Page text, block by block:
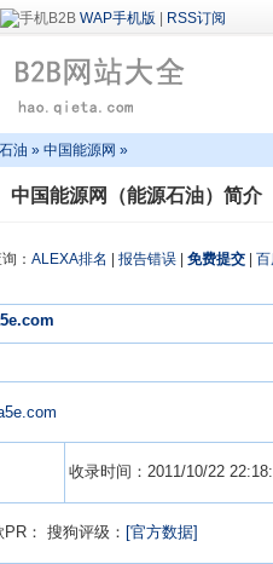
WAP手机版 RSS订阅
油 » 中国能源网 »
中国能源网（能源石油）简介
： ALEXA排名 报告错误 免费提交
收录时间：2011/10/22
： 搜狗评级： [官方数据]